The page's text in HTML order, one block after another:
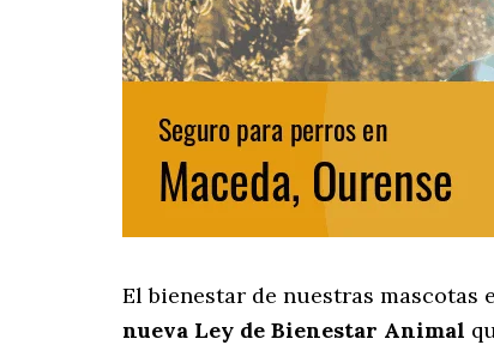
El bienestar de nuestras mascotas
nueva Ley de Bienestar Animal